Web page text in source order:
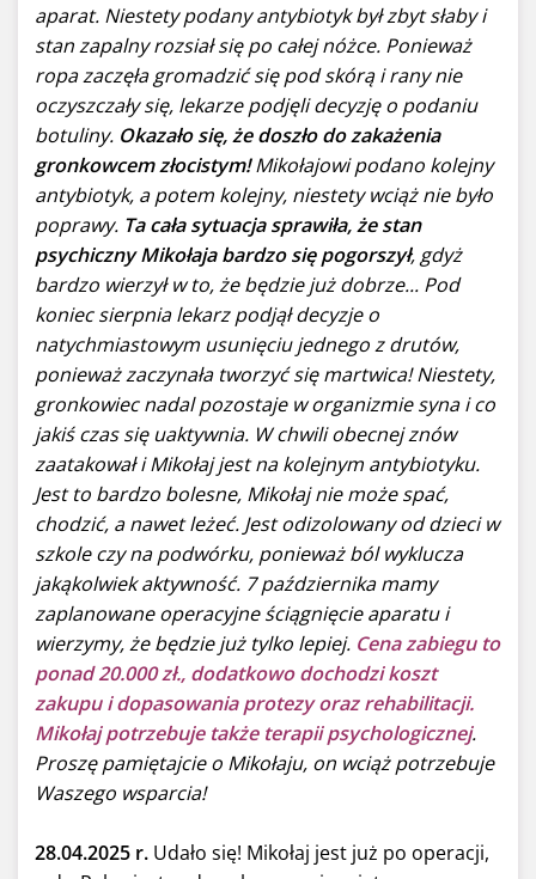
aparat. Niestety podany antybiotyk był zbyt słaby i
stan zapalny rozsiał się po całej nóżce. Ponieważ
ropa zaczęła gromadzić się pod skórą i rany nie
oczyszczały się, lekarze podjęli decyzję o podaniu
botuliny. Okazało się, że doszło do zakażenia
gronkowcem złocistym!Mikołajowi podano kolejny
antybiotyk, a potem kolejny, niestety wciąż nie było
poprawy. Ta cała sytuacja sprawiła, że stan
psychiczny Mikołaja bardzo się pogorszył, gdyż
bardzo wierzył w to, że będzie już dobrze... Pod
koniec sierpnia lekarz podjął decyzje o
natychmiastowym usunięciu jednego z drutów,
ponieważ zaczynała tworzyć się martwica! Niestety,
gronkowiec nadal pozostaje w organizmie syna i co
jakiś czas się uaktywnia. W chwili obecnej znów
zaatakował i Mikołaj jest na kolejnym antybiotyku.
Jest to bardzo bolesne, Mikołaj nie może spać,
chodzić, a nawet leżeć. Jest odizolowany od dzieci w
szkole czy na podwórku, ponieważ ból wyklucza
jakąkolwiek aktywność. 7 października mamy
zaplanowane operacyjne ściągnięcie aparatu i
wierzymy, że będzie już tylko lepiej. Cena zabiegu to
ponad 20.000 zł., dodatkowo dochodzi koszt
zakupu i dopasowania protezy oraz rehabilitacji.
Mikołaj potrzebuje także terapii psychologicznej.
Proszę pamiętajcie o Mikołaju, on wciąż potrzebuje
Waszego wsparcia!
28.04.2025 r. Udało się! Mikołaj jest już po operacji,